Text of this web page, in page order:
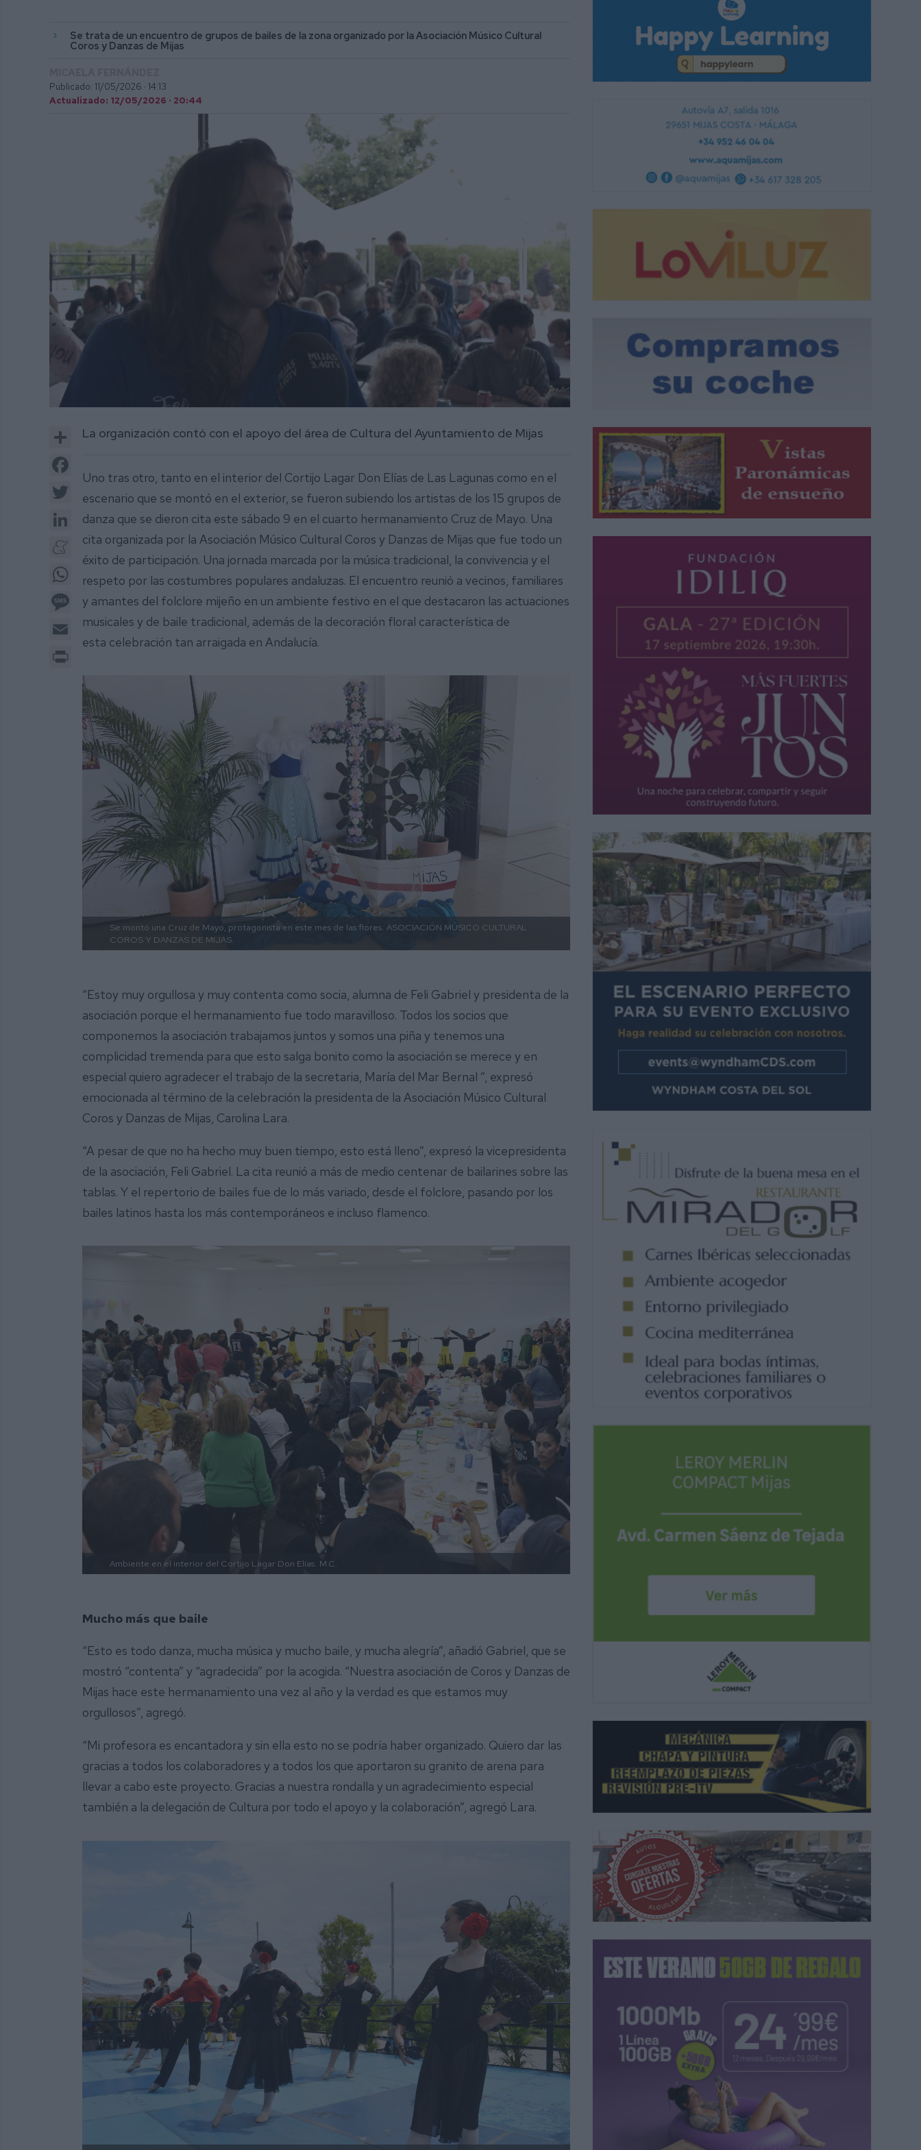
Se trata de un encuentro de grupos de bailes de la zona organizado por la Asociación Músico Cultural
Coros y Danzas de Mijas
Publicado: 11/05/2026 · 14:13
Actualizado: 12/05/2026 · 20:44
1
minute,
18
seconds
Share
Twitter
LinkedIn
Meneame
WhatsApp
Message
Email
Print
La organización contó con el apoyo del área de Cultura del Ayuntamiento de Mijas
Uno tras otro, tanto en el interior del Cortijo Lagar Don Elías de Las Lagunas como en el
escenario que se montó en el exterior, se fueron subiendo los artistas de los 15 grupos de
danza que se dieron cita este sábado 9 en el cuarto hermanamiento Cruz de Mayo. Una
cita organizada por la Asociación Músico Cultural Coros y Danzas de Mijas que fue todo un
éxito de participación. Una jornada marcada por la música tradicional, la convivencia y el
respeto por las costumbres populares andaluzas. El encuentro reunió a vecinos, familiares
y amantes del folclore mijeño en un ambiente festivo en el que destacaron las actuaciones
musicales y de baile tradicional, además de la decoración floral característica de
esta celebración tan arraigada en Andalucía.
Se montó una Cruz de Mayo, protagonista en este mes de las flores. ASOCIACIÓN MÚSICO CULTURAL
COROS Y DANZAS DE MIJAS.
“Estoy muy orgullosa y muy contenta como socia, alumna de Feli Gabriel y presidenta de la
asociación porque el hermanamiento fue todo maravilloso. Todos los socios que
componemos la asociación trabajamos juntos y somos una piña y tenemos una
complicidad tremenda para que esto salga bonito como la asociación se merece y en
especial quiero agradecer el trabajo de la secretaria, María del Mar Bernal ”, expresó
emocionada al término de la celebración la presidenta de la Asociación Músico Cultural
Coros y Danzas de Mijas, Carolina Lara.
“A pesar de que no ha hecho muy buen tiempo, esto está lleno”, expresó la vicepresidenta
de la asociación, Feli Gabriel. La cita reunió a más de medio centenar de bailarines sobre las
tablas. Y el repertorio de bailes fue de lo más variado, desde el folclore, pasando por los
bailes latinos hasta los más contemporáneos e incluso flamenco.
Ambiente en el interior del Cortijo Lagar Don Elías. M.C.
Mucho más que baile
“Esto es todo danza, mucha música y mucho baile, y mucha alegría”, añadió Gabriel, que se
mostró “contenta” y “agradecida” por la acogida. “Nuestra asociación de Coros y Danzas de
Mijas hace este hermanamiento una vez al año y la verdad es que estamos muy
orgullosos”, agregó.
“Mi profesora es encantadora y sin ella esto no se podría haber organizado. Quiero dar las
gracias a todos los colaboradores y a todos los que aportaron su granito de arena para
llevar a cabo este proyecto. Gracias a nuestra rondalla y un agradecimiento especial
también a la delegación de Cultura por todo el apoyo y la colaboración”, agregó Lara.